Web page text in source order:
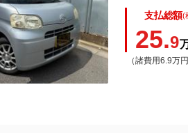
支払総額(
25.9
（諸費用6.9万